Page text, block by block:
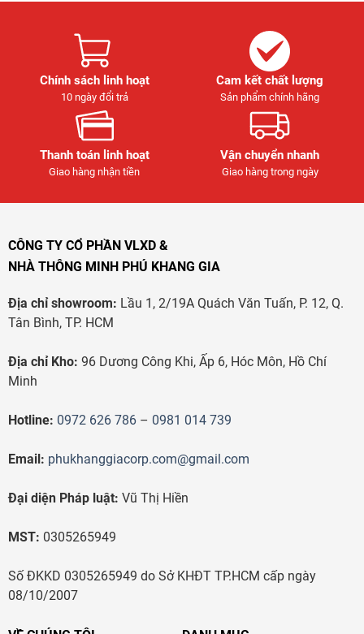
Chính sách linh hoạt
10 ngày đổi trả
Cam kết chất lượng
Sản phẩm chính hãng
Thanh toán linh hoạt
Giao hàng nhận tiền
Vận chuyển nhanh
Giao hàng trong ngày
CÔNG TY CỔ PHẦN VLXD &
NHÀ THÔNG MINH PHÚ KHANG GIA
Địa chỉ showroom: Lầu 1, 2/19A Quách Văn Tuấn, P. 12, Q.
Tân Bình, TP. HCM
Địa chỉ Kho: 96 Dương Công Khi, Ấp 6, Hóc Môn, Hồ Chí
Minh
Hotline: 0972 626 786 – 0981 014 739
Email: phukhanggiacorp.com@gmail.com
Đại diện Pháp luật: Vũ Thị Hiền
MST: 0305265949
Số ĐKKD 0305265949 do Sở KHĐT TP.HCM cấp ngày
08/10/2007